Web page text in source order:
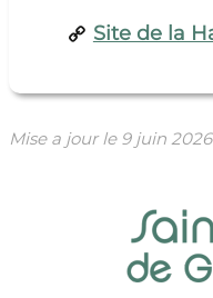
Site de la
Mise a jour le 9 juin 2026